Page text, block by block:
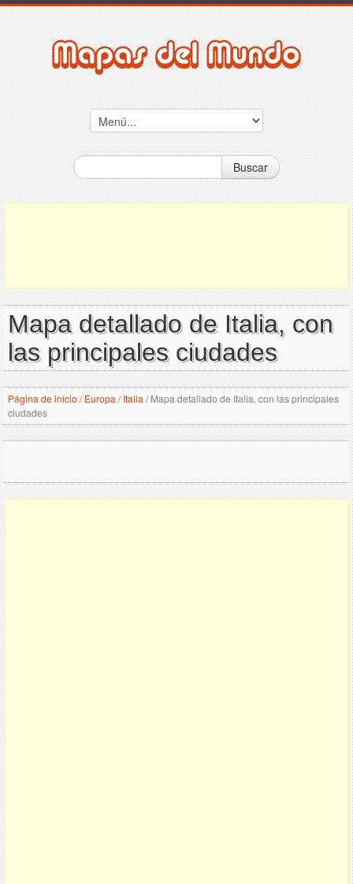
Buscar
Mapa detallado de Italia, con
las principales ciudades
Página de inicio / Europa / Italia /Mapa detallado de Italia, con las principales
ciudades